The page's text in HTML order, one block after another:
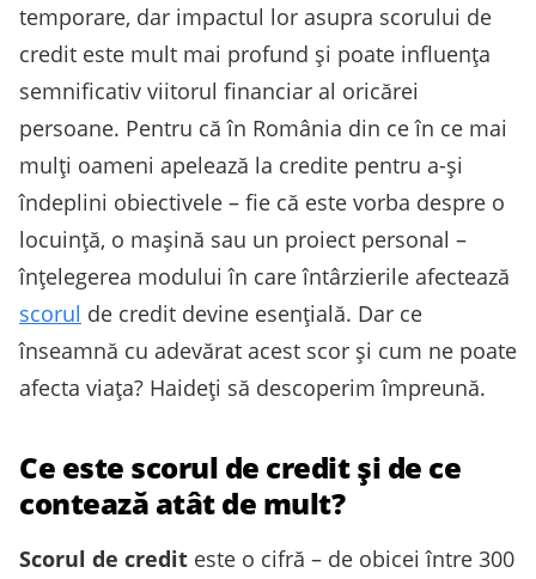
temporare, dar impactul lor asupra scorului de
credit este mult mai profund și poate influența
semnificativ viitorul financiar al oricărei
persoane. Pentru că în România din ce în ce mai
mulți oameni apelează la credite pentru a-și
îndeplini obiectivele – fie că este vorba despre o
locuință, o mașină sau un proiect personal –
înțelegerea modului în care întârzierile afectează
scorul de credit devine esențială. Dar ce
înseamnă cu adevărat acest scor și cum ne poate
afecta viața? Haideți să descoperim împreună.
Ce este scorul de credit și de ce
contează atât de mult?
Scorul de credit este o cifră – de obicei între 300